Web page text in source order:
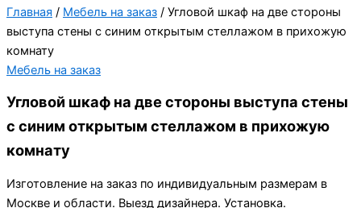
Главная / Мебель на заказ / Угловой шкаф на две стороны
выступа стены с синим открытым стеллажом в прихожую
комнату
Мебель на заказ
Угловой шкаф на две стороны выступа стены
с синим открытым стеллажом в прихожую
комнату
Изготовление на заказ по индивидуальным размерам в
Москве и области. Выезд дизайнера. Установка.